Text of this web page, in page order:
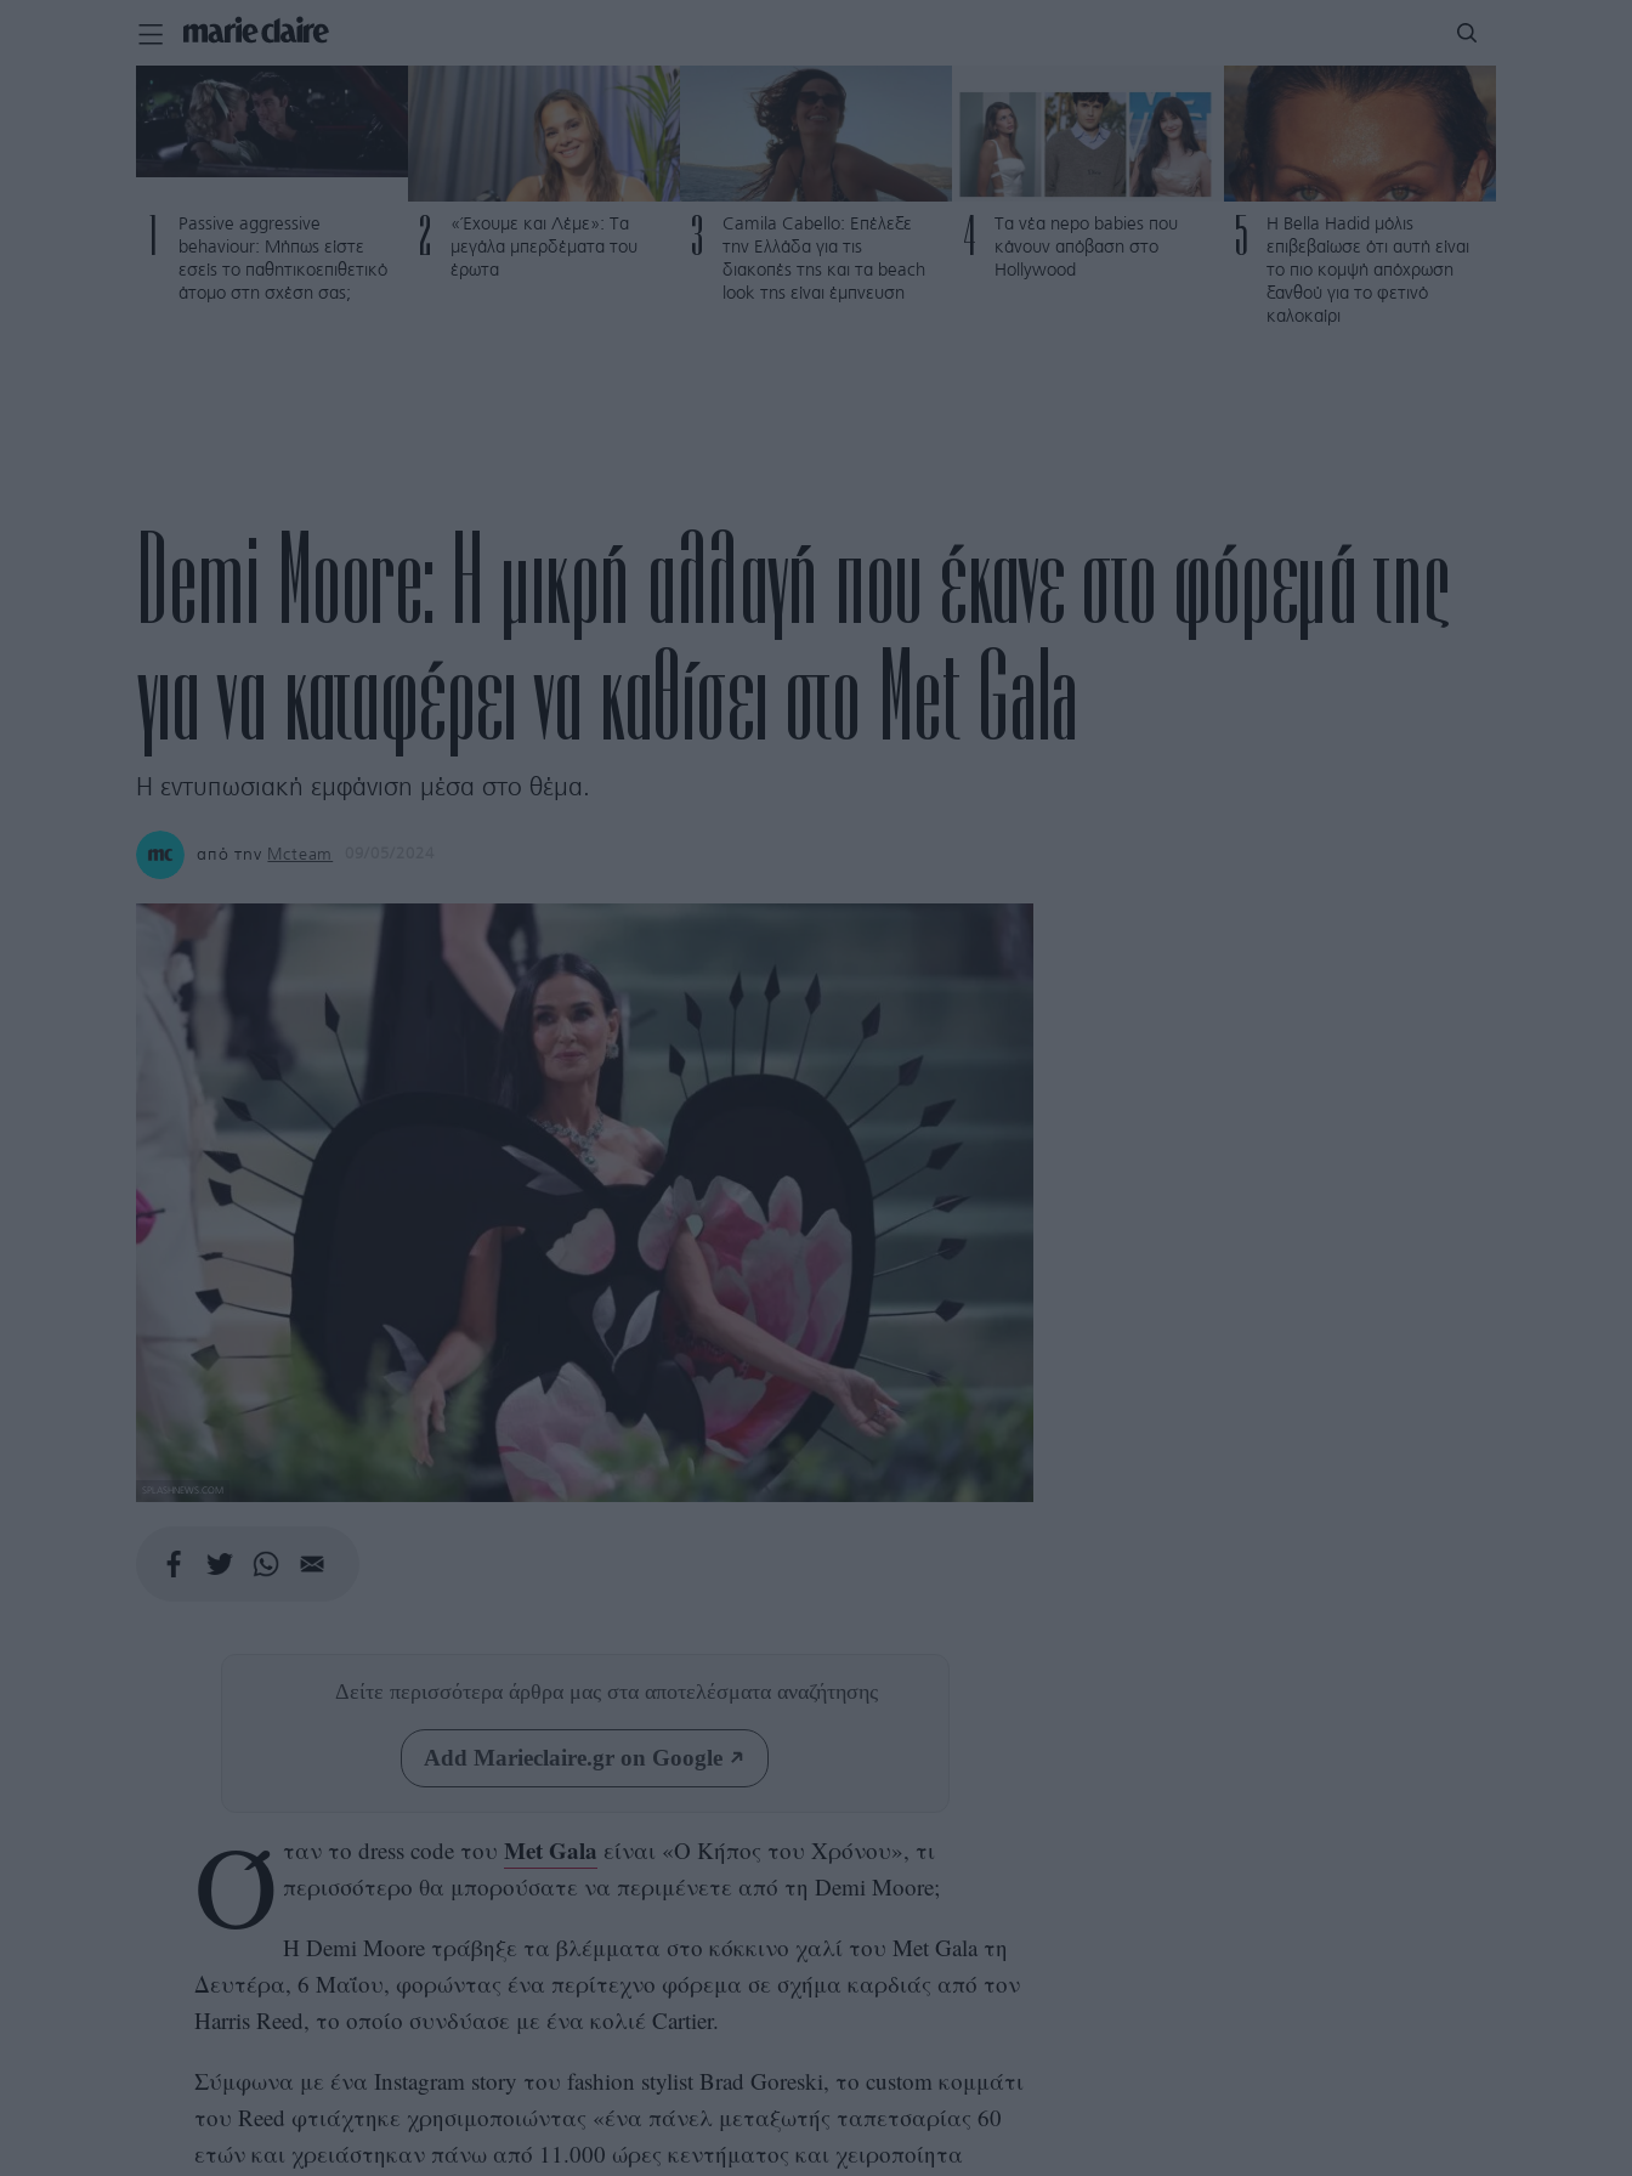
Passive aggressive
behaviour: Μήπως είστε
εσείς το παθητικοεπιθετικό
άτομο στη σχέση σας;
2
«Έχουμε και Λέμε»: Τα
μεγάλα μπερδέματα του
έρωτα
3
Camila Cabello: Επέλεξε
την Ελλάδα για τις
διακοπές της και τα beach
look της είναι έμπνευση
4
Τα νέα nepo babies που
κάνουν απόβαση στο
Hollywood
5
Η Bella Hadid μόλις
επιβεβαίωσε ότι αυτή είναι
το πιο κομψή απόχρωση
ξανθού για το φετινό
καλοκαίρι
Demi Moore: Η μικρή αλλαγή που έκανε στο φόρεμά της
για να καταφέρει να καθίσει στο Met Gala
Η εντυπωσιακή εμφάνιση μέσα στο θέμα.
από την Mcteam
SPLASHNEWS.COM
Δείτε περισσότερα άρθρα μας στα αποτελέσματα αναζήτησης
Add Marieclaire.gr on Google
Ό ταν το dress code τουMet Gala είναι «Ο Κήπος του Χρόνου», τι
περισσότερο θα μπορούσατε να περιμένετε από τη Demi Moore;
Η Demi Moore τράβηξε τα βλέμματα στο κόκκινο χαλί του Met Gala τη
Δευτέρα, 6 Μαΐου, φορώντας ένα περίτεχνο φόρεμα σε σχήμα καρδιάς από τον
Harris Reed, το οποίο συνδύασε με ένα κολιέ Cartier.
Σύμφωνα με ένα Instagram story του fashion stylist Brad Goreski, το custom κομμάτι
του Reed φτιάχτηκε χρησιμοποιώντας «ένα πάνελ μεταξωτής ταπετσαρίας 60
ετών και χρειάστηκαν πάνω από 11.000 ώρες κεντήματος και χειροποίητα